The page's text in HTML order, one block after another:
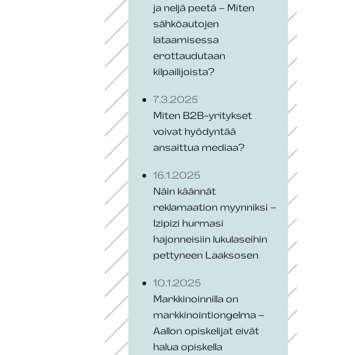
ja neljä peetä – Miten
sähköautojen
lataamisessa
erottaudutaan
kilpailijoista?
7.3.2025
Miten B2B-yritykset
voivat hyödyntää
ansaittua mediaa?
16.1.2025
Näin käännät
reklamaation myynniksi –
Izipizi hurmasi
hajonneisiin lukulaseihin
pettyneen Laaksosen
10.1.2025
Markkinoinnilla on
markkinointiongelma –
Aallon opiskelijat eivät
halua opiskella